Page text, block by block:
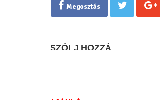
Megosztás
SZÓLJ HOZZÁ